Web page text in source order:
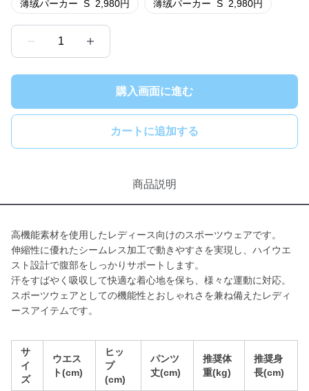
薄绒パーカー S 2,980円 薄绒パーカー S 2,980円
1
購入画面に進む
カートに追加する
商品説明
高機能素材を使用したレディース向けのスポーツウェアです。
伸縮性に優れたシームレス加工で動きやすさを実現し、ハイウエ
スト設計で腹部をしっかりサポートします。
汗をすばやく吸収して快適な着心地を保ち、様々な運動に対応。
スポーツウェアとしての機能性とおしゃれさを兼ね備えたレディ
ースアイテムです。
サ
イ
ズ
ウエス
ト(cm)
ヒッ
プ
(cm)
パンツ
丈(cm)
推奨体
重(kg)
推奨身
長(cm)